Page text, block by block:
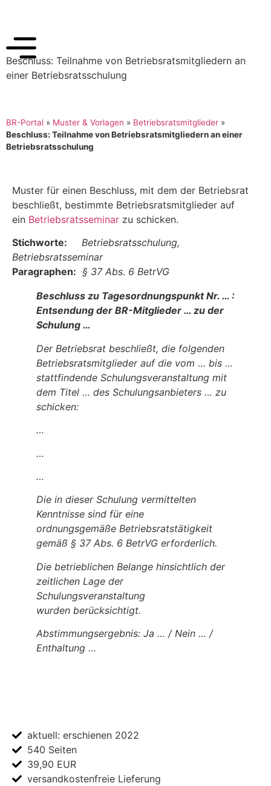
Beschluss: Teilnahme von Betriebsratsmitgliedern an
einer Betriebsratsschulung
BR-Portal » Muster & Vorlagen » Betriebsratsmitglieder »
Beschluss: Teilnahme von Betriebsratsmitgliedern an einer
Betriebsratsschulung
Muster für einen Beschluss, mit dem der Betriebsrat
beschließt, bestimmte Betriebsratsmitglieder auf
ein Betriebsratsseminar zu schicken.
Stichworte:
Betriebsratsschulung,
Betriebsratsseminar
Paragraphen: § 37 Abs. 6 BetrVG
Beschluss zu Tagesordnungspunkt Nr. … :
Entsendung der BR-Mitglieder … zu der
Schulung …
Der Betriebsrat beschließt, die folgenden
Betriebsratsmitglieder auf die vom … bis …
stattfindende Schulungsveranstaltung mit
dem Titel … des Schulungsanbieters … zu
schicken:
…
…
…
Die in dieser Schulung vermittelten
Kenntnisse sind für eine
ordnungsgemäße Betriebsratstätigkeit
gemäß § 37 Abs. 6 BetrVG erforderlich.
Die betrieblichen Belange hinsichtlich der
zeitlichen Lage der
Schulungsveranstaltung
wurden berücksichtigt.
Abstimmungsergebnis: Ja … / Nein … /
Enthaltung …
aktuell: erschienen 2022
540 Seiten
39,90 EUR
versandkostenfreie Lieferung